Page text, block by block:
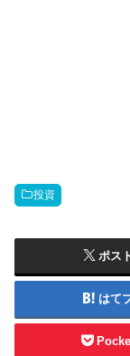
投資
ポス
はて